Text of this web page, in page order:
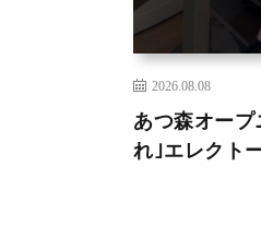
2026.08.08
あつ森オープ
れ｣エレクト